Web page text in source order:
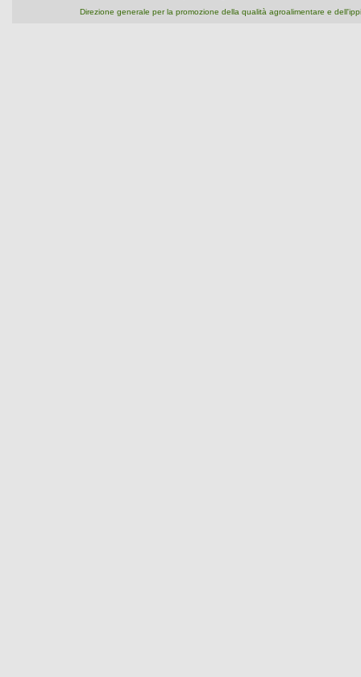
Direzione generale per la promozione della qualità agroalimentare e